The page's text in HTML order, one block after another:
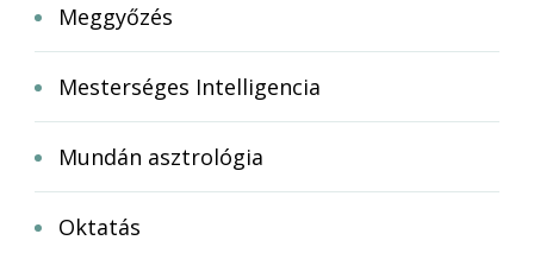
Meggyőzés
Mesterséges Intelligencia
Mundán asztrológia
Oktatás